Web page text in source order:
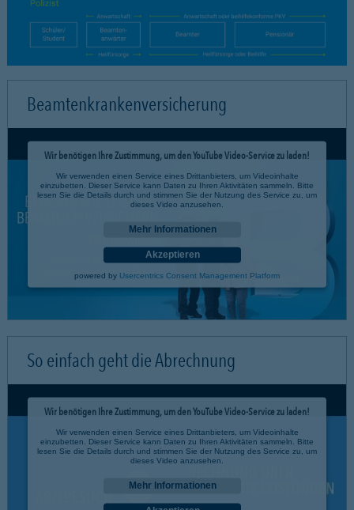
Beamtenkrankenversicherung
Wir benötigen Ihre Zustimmung, um den YouTube Video-Service zu laden!
Wir verwenden einen Service eines Drittanbieters, um Videoinhalte
einzubetten. Dieser Service kann Daten zu Ihren Aktivitäten sammeln. Bitte
lesen Sie die Details durch und stimmen Sie der Nutzung des Service zu, um
dieses Video anzusehen.
Mehr Informationen
Akzeptieren
powered by Usercentrics Consent Management Platform
So einfach geht die Abrechnung
Wir benötigen Ihre Zustimmung, um den YouTube Video-Service zu laden!
Wir verwenden einen Service eines Drittanbieters, um Videoinhalte
einzubetten. Dieser Service kann Daten zu Ihren Aktivitäten sammeln. Bitte
lesen Sie die Details durch und stimmen Sie der Nutzung des Service zu, um
dieses Video anzusehen.
Mehr Informationen